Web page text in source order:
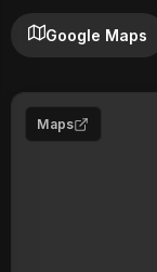
Google Maps
Maps